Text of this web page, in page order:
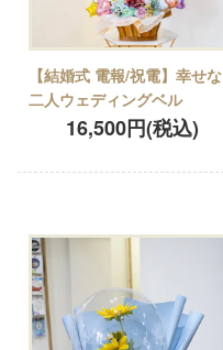
【結婚式 電報/祝電】幸せな
二人ウェディングベル
16,500円(税込)